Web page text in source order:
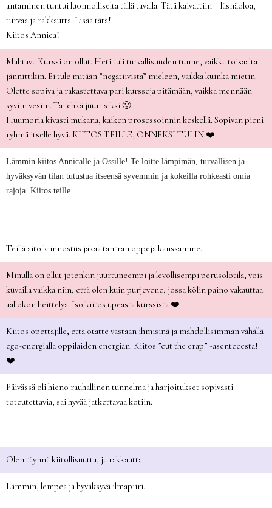
antaminen tuntui luonnolliselta tällä tavalla. Tätä kaivattiin – läsnäoloa,
turvaa ja rakkautta. Lisää tätä!
Kiitos Annica!
Mahtava Kurssi on ollut. Heti tuli turvallisuuden tunne, vaikka toisaalta
jännittikin. Ei tule mitään ”negatiivista” mieleen, vaikka kuinka mietin.
Olette sopiva ja rakastettava pari kursseja pitämään, vaikka mennään
syviin vesiin. Tai ehkä juuri siksi 🙂
Huumoria kivasti mukana, kaiken prosessoinnin keskellä. Sopivan pieni
ryhmä itselle hyvä. KIITOS TEILLE, ONNEKSI TULIN ❤️
Lämmin kiitos Annicalle ja Ossille! Te loitte lämpimän, turvallisen ja
hyväksyvän tilan tutustua itseensä syvemmin ja kokeilla rohkeasti omia
rajoja. Kiitos teille.
Teillä aito kiinnostus jakaa tantran oppeja kanssamme.
Minulla on ollut jotenkin juurtuneempi ja levollisempi perusolotila, vois
kuvailla vaikka niin, että olen kuin purjevene, jossa kölin paino vakauttaa
aallokon heittelyä. Iso kiitos upeasta kurssista ❤️
Kiitos opettajille, että otatte vastaan ihmisinä ja mahdollisimman vähällä
ego-energialla oppilaiden energian. Kiitos ”cut the crap” -asenteeesta!
❤️
Päivässä oli hieno rauhallinen tunnelma ja harjoitukset sopivasti
toteutettavia, sai hyvää jatkettavaa kotiin.
Olen täynnä kiitollisuutta, ja rakkautta.
Lämmin, lempeä ja hyväksyvä ilmapiiri.